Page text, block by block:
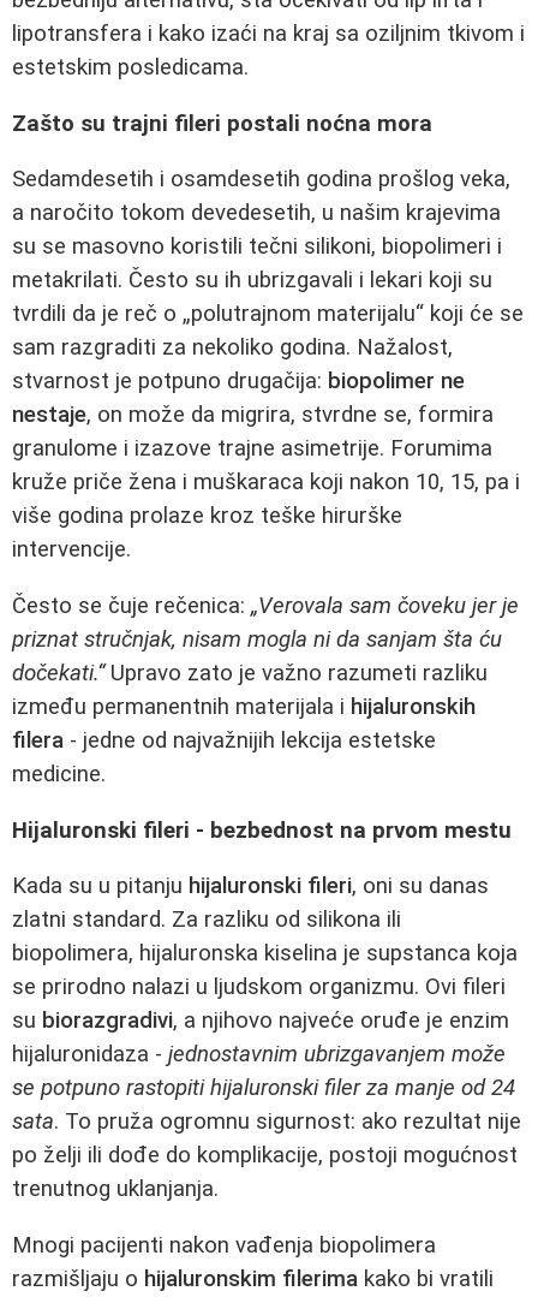
lipotransfera i kako izaći na kraj sa oziljnim tkivom i
estetskim posledicama.
Zašto su trajni fileri postali noćna mora
Sedamdesetih i osamdesetih godina prošlog veka,
a naročito tokom devedesetih, u našim krajevima
su se masovno koristili tečni silikoni, biopolimeri i
metakrilati. Često su ih ubrizgavali i lekari koji su
tvrdili da je reč o „polutrajnom materijalu“ koji će se
sam razgraditi za nekoliko godina. Nažalost,
stvarnost je potpuno drugačija: biopolimer ne
nestaje, on može da migrira, stvrdne se, formira
granulome i izazove trajne asimetrije. Forumima
kruže priče žena i muškaraca koji nakon 10, 15, pa i
više godina prolaze kroz teške hirurške
intervencije.
Često se čuje rečenica: „Verovala sam čoveku jer je
priznat stručnjak, nisam mogla ni da sanjam šta ću
dočekati.“Upravo zato je važno razumeti razliku
između permanentnih materijala i hijaluronskih
filera - jedne od najvažnijih lekcija estetske
medicine.
Hijaluronski fileri - bezbednost na prvom mestu
Kada su u pitanju hijaluronski fileri, oni su danas
zlatni standard. Za razliku od silikona ili
biopolimera, hijaluronska kiselina je supstanca koja
se prirodno nalazi u ljudskom organizmu. Ovi fileri
su biorazgradivi, a njihovo najveće oruđe je enzim
hijaluronidaza - jednostavnim ubrizgavanjem može
se potpuno rastopiti hijaluronski filer za manje od 24
sata. To pruža ogromnu sigurnost: ako rezultat nije
po želji ili dođe do komplikacije, postoji mogućnost
trenutnog uklanjanja.
Mnogi pacijenti nakon vađenja biopolimera
razmišljaju o hijaluronskim filerima kako bi vratili